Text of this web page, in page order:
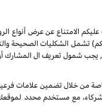
الامتناع عن عرض أنواع
تشمل الشكليات الصحيحة
يجب شمول تعريف ال
مع مستخدم محدد